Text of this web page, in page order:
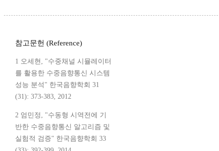
참고문헌 (Reference)
1 오세현, "수중채널 시뮬레이터
를 활용한 수중음향통신 시스템
성능 분석" 한국음향학회 31
(31): 373-383, 2012
2 엄민정, "수동형 시역전에 기
반한 수중음향통신 알고리즘 및
실험적 검증" 한국음향학회 33